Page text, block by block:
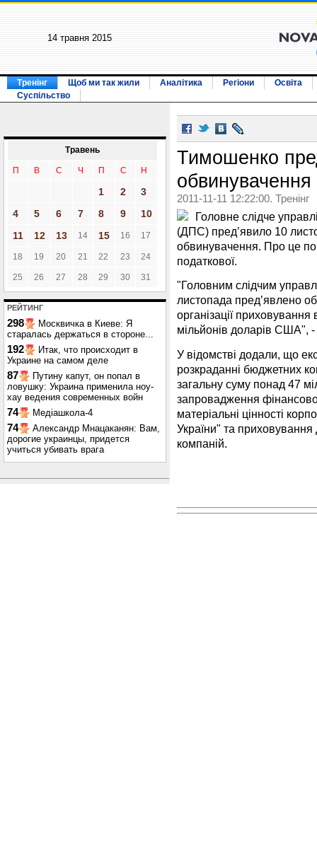
14 травня 2015
Тренінг Щоб ми так жили Аналітика Регіони
Освіта
Суспільство
Травень
П В С Ч П С Н
1 2
3
4
5 6 7 8 9
10
11
12 13 14 15 16 17
18 19 20 21 22 23 24
25 26 27 28 29 30 31
РЕЙТИНГ
298
Москвичка в Киеве: Я
старалась держаться в стороне...
192
Итак, что происходит в
Украине на самом деле
87
Путину капут, он попал в
ловушку: Украина применила ноу-
хау ведения современных войн
74 Медіашкола-4
74
Александр Мнацаканян: Вам,
дорогие украинцы, придется
учиться убивать врага
Тимошенко
обвинувачення
2011-11-11 12:22:00. Тренінг
Головне слідче
(ДПС) пред’явило 10
обвинувачення. Про це
податкової.
"Головним слідчим
листопада пред’явлено
організації
мільйонів доларів США",
У відомстві додали, що
розкраданні бюджетних
загальну суму понад 47
запровадження
матеріальні цінності
України" та
компаній.